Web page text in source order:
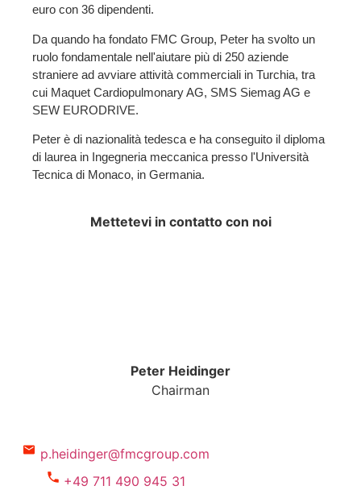
euro con 36 dipendenti.
Da quando ha fondato FMC Group, Peter ha svolto un
ruolo fondamentale nell'aiutare più di 250 aziende
straniere ad avviare attività commerciali in Turchia, tra
cui Maquet Cardiopulmonary AG, SMS Siemag AG e
SEW EURODRIVE.
Peter è di nazionalità tedesca e ha conseguito il diploma
di laurea in Ingegneria meccanica presso l'Università
Tecnica di Monaco, in Germania.
Mettetevi in contatto con noi
Peter Heidinger
Chairman
p.heidinger@fmcgroup.com
+49 711 490 945 31